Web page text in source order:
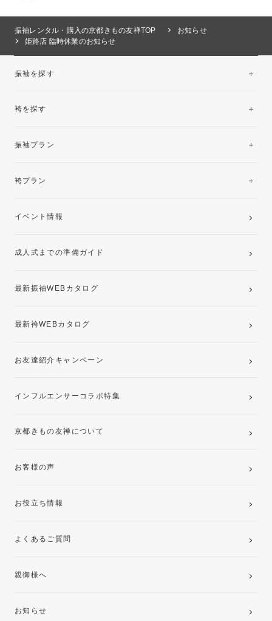
振袖レンタル・購入の京都きもの友禅TOP
お知らせ
姫路店 臨時休業のお知らせ
振袖を探す
袴を探す
振袖プラン
レンタルプラン
袴プラン
卒業袴レンタルプラン
イベント情報
成人式までの準備ガイド
最新振袖WEBカタログ
最新袴WEBカタログ
お友達紹介キャンペーン
インフルエンサーコラボ特集
京都きもの友禅について
お客様の声
お役立ち情報
よくあるご質問
親御様へ
お知らせ